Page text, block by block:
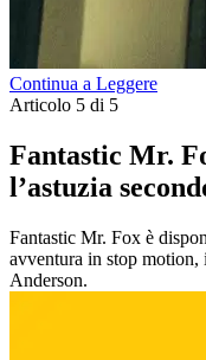
Continua a Leggere
Articolo 5 di 5
Fantastic Mr.
l’astuzia
Fantastic Mr. Fox è
avventura in stop motion,
Anderson.